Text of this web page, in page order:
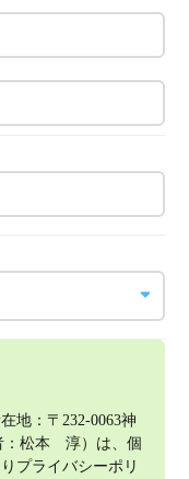
地：〒232-0063神
松本　淳）は、個
プライバシーポリ